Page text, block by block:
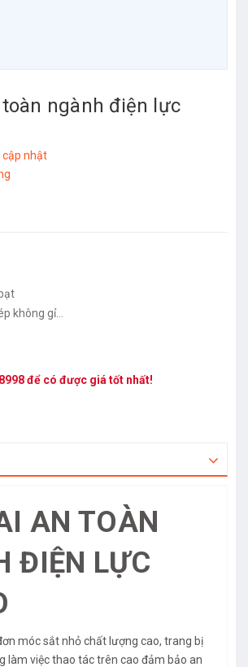
toàn ngành điện lực
nhật
không gỉ
để có được giá tốt nhất!
AN TOÀN
ĐIỆN LỰC
móc sắt nhỏ chất lượng cao, trang bị
làm việc thao tác trên cao đảm bảo an